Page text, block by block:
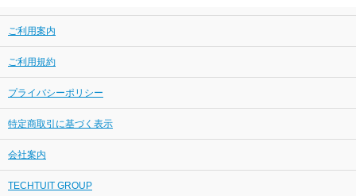
ご利用案内
ご利用規約
プライバシーポリシー
特定商取引に基づく表示
会社案内
TECHTUIT GROUP